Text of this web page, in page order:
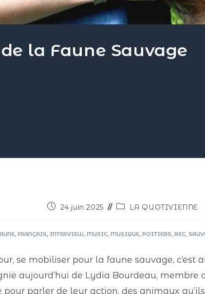
la Faune Sauvage
24 juin 2025 LA QUOTIVIENNE
, FRANÇAIS, INTERVIEW, MUSIC, MUSIQUE, POITIERS, REC,
se mobiliser pour la faune sauvage, c’est
aujourd’hui de Lydia Bourdeau, membre
pour parler de leur action, des animaux